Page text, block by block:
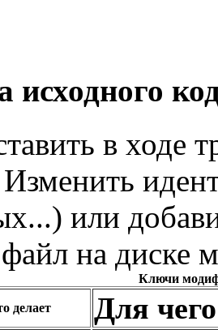
исходного
в ходе
или
на диске
Ключи
делает Для